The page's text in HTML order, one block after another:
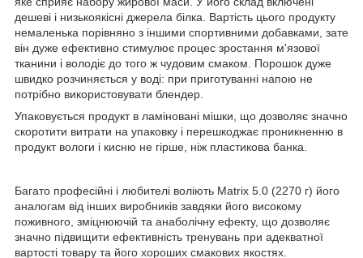
дешеві і низькоякісні джерела білка. Вартість цього продукту
немаленька порівняно з іншими спортивними добавками, зате
він дуже ефективно стимулює процес зростання м'язової
тканини і володіє до того ж чудовим смаком. Порошок дуже
швидко розчиняється у воді: при приготуванні напою не
потрібно використовувати блендер.
Упаковується продукт в ламіновані мішки, що дозволяє значно
скоротити витрати на упаковку і перешкоджає проникненню в
продукт вологи і кисню не гірше, ніж пластикова банка.
Багато професійні і любителі воліють Matrix 5.0 (2270 г) його
аналогам від інших виробників завдяки його високому
поживного, зміцнюючій та анаболічну ефекту, що дозволяє
значно підвищити ефективність тренувань при адекватної
вартості товару та його хороших смакових якостях.